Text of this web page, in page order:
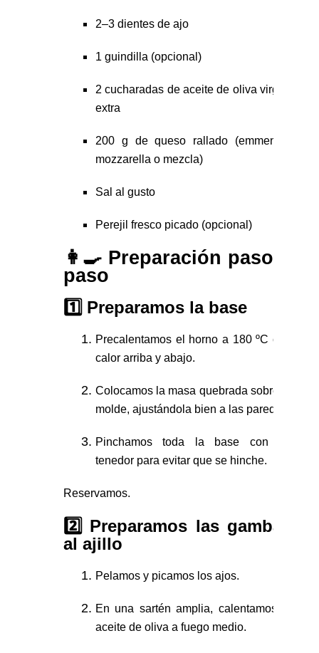
2–3 dientes de ajo
1 guindilla (opcional)
2 cucharadas de aceite de oliva virgen
extra
200 g de queso rallado (emmental,
mozzarella o mezcla)
Sal al gusto
Perejil fresco picado (opcional)
👩‍🍳 Preparación paso a
paso
1️⃣ Preparamos la base
Precalentamos el horno a 180 ºC con
calor arriba y abajo.
Colocamos la masa quebrada sobre el
molde, ajustándola bien a las paredes.
Pinchamos toda la base con un
tenedor para evitar que se hinche.
Reservamos.
2️⃣ Preparamos las gambas
al ajillo
Pelamos y picamos los ajos.
En una sartén amplia, calentamos el
aceite de oliva a fuego medio.